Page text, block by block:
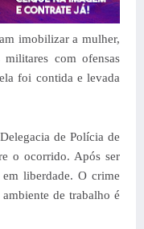
imobilizar a mulher,
com ofensas
foi contida e levada
de Polícia de
o ocorrido. Após ser
liberdade. O crime
de trabalho é